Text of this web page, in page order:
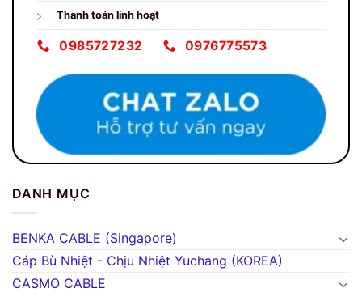
Thanh toán linh hoạt
0985727232 0976775573
DANH MỤC
BENKA CABLE (Singapore)
Cáp Bù Nhiệt - Chịu Nhiệt Yuchang (KOREA)
CASMO CABLE